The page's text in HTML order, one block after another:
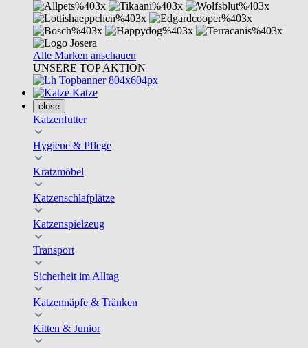
Alle Marken anschauen
UNSERE TOP AKTION
Katze
close
Katzenfutter
Hygiene & Pflege
Kratzmöbel
Katzenschlafplätze
Katzenspielzeug
Transport
Sicherheit im Alltag
Katzennäpfe & Tränken
Kitten & Junior